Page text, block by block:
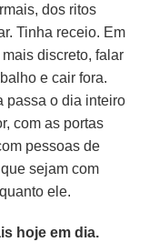
dos ritos
Tinha receio. Em
discreto, falar
e cair fora.
passa o dia inteiro
com as portas
pessoas de
sejam com
ele.
hoje em dia.